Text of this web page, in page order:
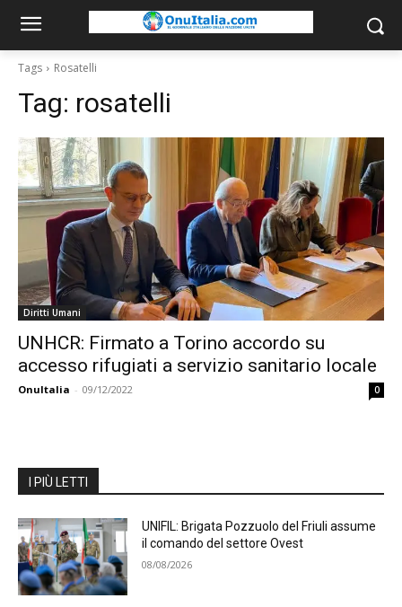
Tags Rosatelli
Tag: rosatelli
Diritti Umani
UNHCR: Firmato a Torino accordo su
accesso rifugiati a servizio sanitario locale
OnuItalia - 09/12/2022 0
I PIÙ LETTI
UNIFIL: Brigata Pozzuolo del Friuli assume
il comando del settore Ovest
08/08/2026